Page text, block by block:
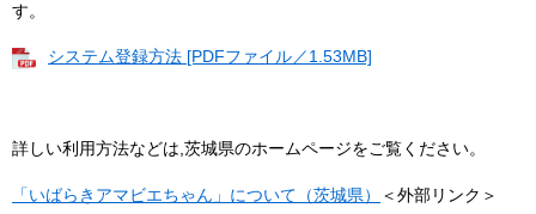
す。
システム登録方法 [PDFファイル／1.53MB]
詳しい利用方法などは,茨城県のホームページをご覧ください。
「いばらきアマビエちゃん」について（茨城県） ＜外部リンク＞